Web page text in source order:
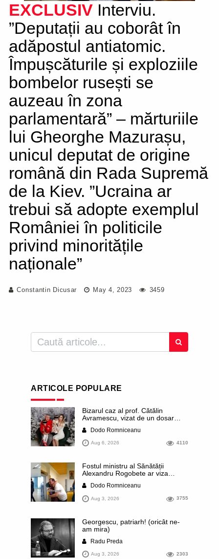
EXCLUSIV Interviu.
”Deputații au coborât în
adăpostul antiatomic.
Împușcăturile și exploziile
bombelor rusești se
auzeau în zona
parlamentară” – mărturiile
lui Gheorghe Mazurașu,
unicul deputat de origine
română din Rada Supremă
de la Kiev. ”Ucraina ar
trebui să adopte exemplul
României în politicile
privind minoritățile
naționale”
Constantin Dicusar May 4, 2023 3459
ARTICOLE POPULARE
Bizarul caz al prof. Cătălin
Avramescu, vizat de un dosar
infantilă”. Miroase a execuție
stalinistă. Cea mai imundă parte a
presei publică inclusiv documente
dezvăluite date ultra-personale
ale profesorului, inclusiv
diagnostice și tratamente
Dodo Romniceanu
Aug 6, 2026 4110
Fostul ministru al Sănătății
Alexandru Rogobete ar viza
funcția lui Dominic Fritz de primar
al orașului Timișoara. Pesedistul
publică imagini demne de Coreea
de Nord cu femei din Timișoara
Dodo Romniceanu
Aug 3, 2026 3755
Georgescu, patriarh! (oricât ne-
am mira)
Radu Preda
Aug 3, 2026 2303